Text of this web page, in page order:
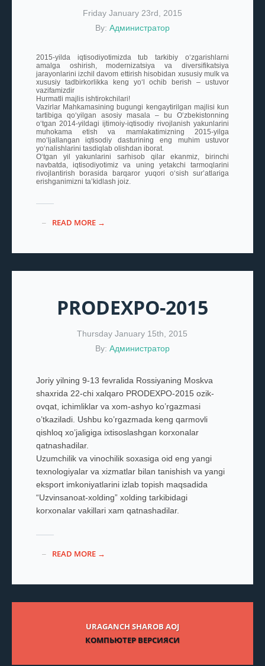
Friday January 23rd, 2015
By: Администратор
2015-yilda iqtisodiyotimizda tub tarkibiy o‘zgarishlarni
amalga oshirish, modernizatsiya va diversifikatsiya
jarayonlarini izchil davom ettirish hisobidan xususiy mulk va
xususiy tadbirkorlikka keng yo‘l ochib berish – ustuvor
vazifamizdir
Hurmatli majlis ishtirokchilari!
Vazirlar Mahkamasining bugungi kengaytirilgan majlisi kun
tartibiga qo‘yilgan asosiy masala – bu O‘zbekistonning
o‘tgan 2014-yildagi ijtimoiy-iqtisodiy rivojlanish yakunlarini
muhokama etish va mamlakatimizning 2015-yilga
mo‘ljallangan iqtisodiy dasturining eng muhim ustuvor
yo‘nalishlarini tasdiqlab olishdan iborat.
O‘tgan yil yakunlarini sarhisob qilar ekanmiz, birinchi
navbatda, iqtisodiyotimiz va uning yetakchi tarmoqlarini
rivojlantirish borasida barqaror yuqori o‘sish sur’atlariga
erishganimizni ta’kidlash joiz.
READ MORE →
PRODEXPO-2015
Thursday January 15th, 2015
By: Администратор
Joriy yilning 9-13 fevralida Rossiyaning Moskva
shaxrida 22-chi xalqaro PRODEXPO-2015 ozik-
ovqat, ichimliklar va xom-ashyo ko’rgazmasi
o’tkaziladi. Ushbu ko’rgazmada keng qarmovli
qishloq xo’jaligiga ixtisoslashgan korxonalar
qatnashadilar.
Uzumchilik va vinochilik soxasiga oid eng yangi
texnologiyalar va xizmatlar bilan tanishish va yangi
eksport imkoniyatlarini izlab topish maqsadida
“Uzvinsanoat-xolding” xolding tarkibidagi
korxonalar vakillari xam qatnashadilar.
READ MORE →
URAGANCH SHAROB AOJ
КОМПЬЮТЕР ВЕРСИЯСИ